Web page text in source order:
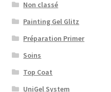
Non classé
Painting Gel Glitz
Préparation Primer
Soins
Top Coat
UniGel System